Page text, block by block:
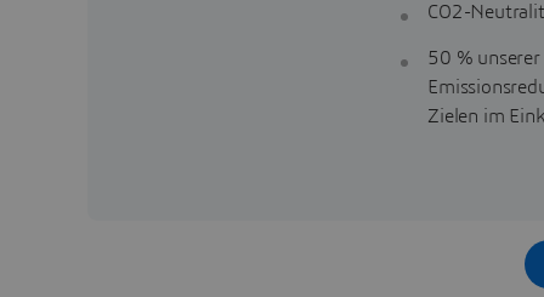
CO2-
50 %
Zielen im